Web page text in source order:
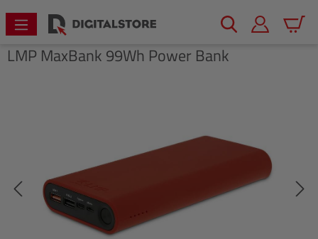
springen
LMP MaxBank 99Wh Power Bank